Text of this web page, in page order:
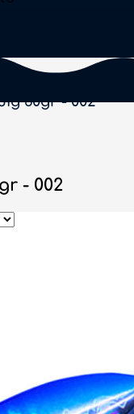
60gr - 002
- 002